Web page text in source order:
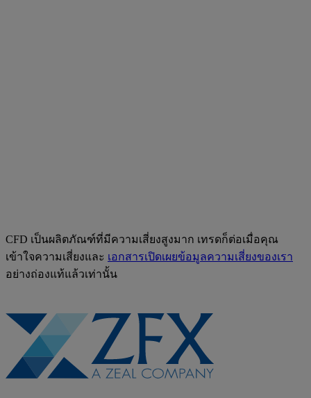
CFD เป็นผลิตภัณฑ์ที่มีความเสี่ยงสูงมาก เทรดก็ต่อเมื่อคุณ
เข้าใจความเสี่ยงและ เอกสารเปิดเผยข้อมูลความเสี่ยงของเรา
อย่างถ่องแท้แล้วเท่านั้น